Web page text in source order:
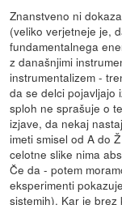
Znanstveno ni
(veliko verjetneje je,
fundamentalnega
z današnjimi
instrumentalizem -
da se delci pojavljajo
sploh ne sprašuje o
izjave, da nekaj
imeti smisel od A do
celotne slike nima
Če da - potem
eksperimenti
sistemih). Kar je